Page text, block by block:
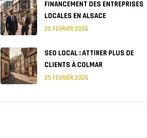
FINANCEMENT DES ENTREPRISES
LOCALES EN ALSACE
25 FÉVRIER 2026
SEO LOCAL : ATTIRER PLUS DE
CLIENTS À COLMAR
25 FÉVRIER 2026